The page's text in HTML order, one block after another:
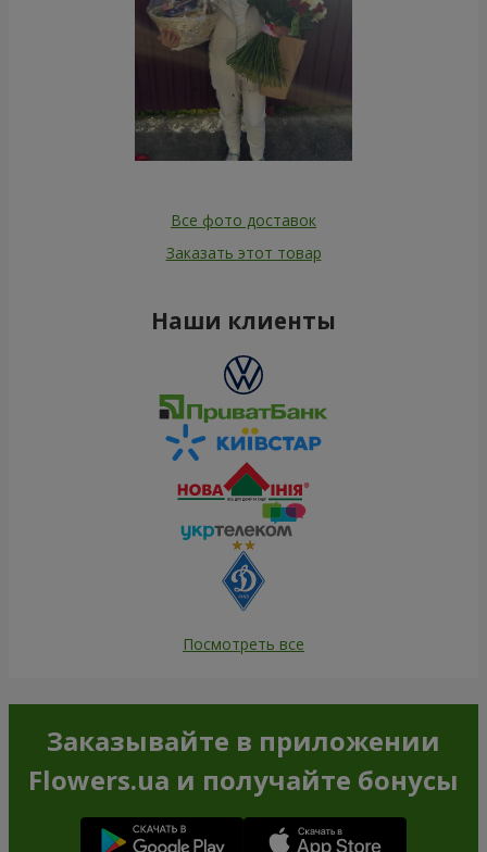
Все фото доставок
Заказать этот товар
Наши клиенты
Посмотреть все
Заказывайте в приложении
Flowers.ua и получайте бонусы